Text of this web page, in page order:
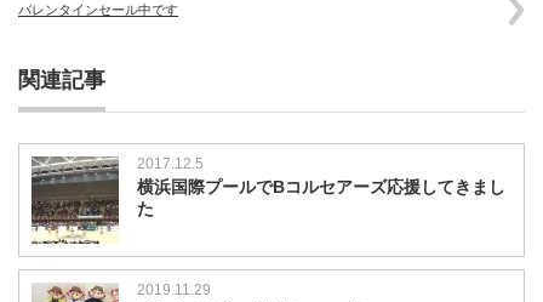
バレンタインセール中です
関連記事
2017.12.5
横浜国際プールでBコルセアーズ応援してきまし
た
2019.11.29